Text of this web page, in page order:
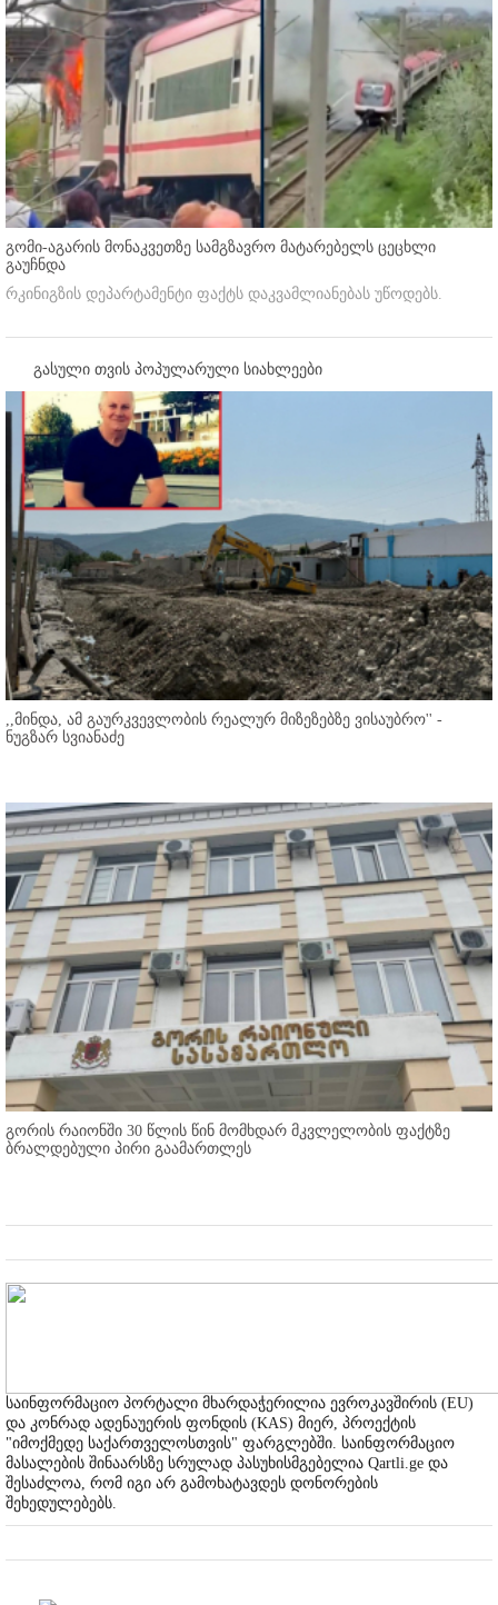
გომი-აგარის მონაკვეთზე სამგზავრო მატარებელს ცეცხლი
გაუჩნდა
რკინიგზის დეპარტამენტი ფაქტს დაკვამლიანებას უწოდებს.
გასული თვის პოპულარული სიახლეები
,,მინდა, ამ გაურკვევლობის რეალურ მიზეზებზე ვისაუბრო'' -
ნუგზარ სვიანაძე
გორის რაიონში 30 წლის წინ მომხდარ მკვლელობის ფაქტზე
ბრალდებული პირი გაამართლეს
საინფორმაციო პორტალი მხარდაჭერილია ევროკავშირის (EU)
და კონრად ადენაუერის ფონდის (KAS) მიერ, პროექტის
"იმოქმედე საქართველოსთვის" ფარგლებში. საინფორმაციო
მასალების შინაარსზე სრულად პასუხისმგებელია Qartli.ge და
შესაძლოა, რომ იგი არ გამოხატავდეს დონორების
შეხედულებებს.